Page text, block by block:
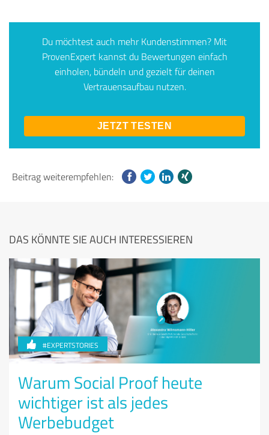
Du möchtest auch mehr Kundenstimmen? Mit
ProvenExpert kannst du Bewertungen einfach
einholen, bündeln und gezielt für deinen
Vertrauensaufbau nutzen.
JETZT TESTEN
Beitrag weiterempfehlen:
DAS KÖNNTE SIE AUCH INTERESSIEREN
#EXPERTSTORIES
Warum Social Proof heute
wichtiger ist als jedes
Werbebudget